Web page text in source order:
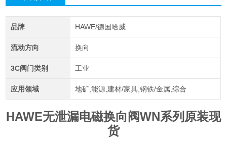
品牌 HAWE/德国哈威
流动方向 换向
3C阀门类别 工业
应用领域 地矿,能源,建材/家具,钢铁/金属,综合
HAWE无泄漏电磁换向阀WN系列原装现
货